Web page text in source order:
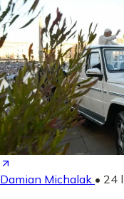
Damian Michalak • 24